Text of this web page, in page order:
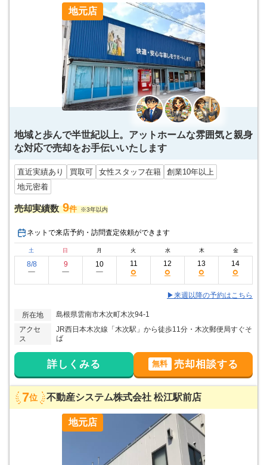
地元店
地域と歩んで半世紀以上。アットホームな雰囲気と親身
な対応で売却をお手伝いいたします
直近実績あり 買取可 女性スタッフ在籍
創業10年以上
地元密着
売却実績数 9件 ※3年以内
ネットで来店予約・訪問査定依頼ができます
土 日 月 火 水 木 金
8/8
ー
9
ー
10
ー
11
○
12
○
13
○
14
○
▶来週以降の予約はこちら
所在地
島根県雲南市木次町木次94-1
アクセ
ス
JR西日本木次線「木次駅」から徒歩11分・木次郵便局すぐそ
ば
詳しくみる 無料 売却相談する
7位 不動産システム株式会社 松江駅前店
地元店